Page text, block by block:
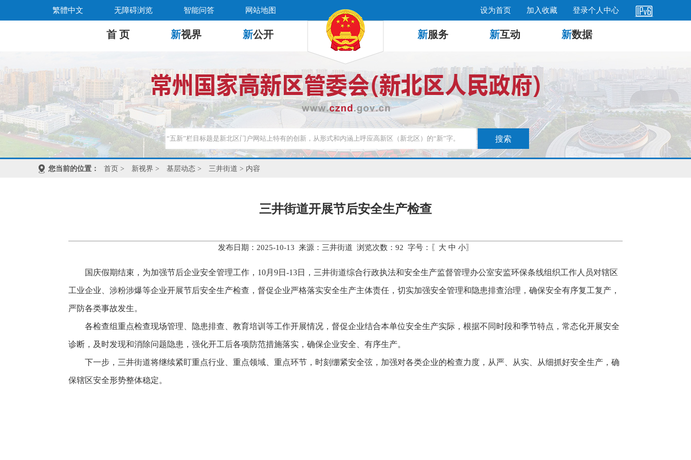
繁體中文 无障碍浏览 智能问答 网站地图 设为首页 加入收藏 登录个人中心
首 页 新视界 新公开 新服务 新互动 新数据
您当前的位置： 首页 > 新视界 > 基层动态 > 三井街道 > 内容
三井街道开展节后安全生产检查
发布日期：2025-10-13 来源：三井街道 浏览次数： 92 字号：〖 大 中 小〗
国庆假期结束，为加强节后企业安全管理工作，10月9日-13日，三井街道综合行政执法和安全生产监督管理办公室安监环保条线组织工作人员对辖区
工业企业、涉粉涉爆等企业开展节后安全生产检查，督促企业严格落实安全生产主体责任，切实加强安全管理和隐患排查治理，确保安全有序复工复产，
严防各类事故发生。
各检查组重点检查现场管理、隐患排查、教育培训等工作开展情况，督促企业结合本单位安全生产实际，根据不同时段和季节特点，常态化开展安全
诊断，及时发现和消除问题隐患，强化开工后各项防范措施落实，确保企业安全、有序生产。
下一步，三井街道将继续紧盯重点行业、重点领域、重点环节，时刻绷紧安全弦，加强对各类企业的检查力度，从严、从实、从细抓好安全生产，确
保辖区安全形势整体稳定。